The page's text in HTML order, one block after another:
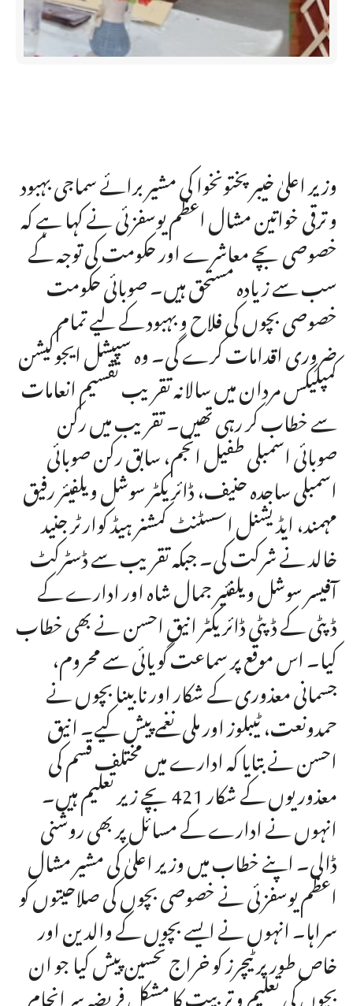
وزیر اعلیٰ خیبر پختونخوا کی مشیر برائے سماجی بہبود
و ترقی خواتین مشال اعظم یوسفزئی نے کہا ہے کہ
خصوصی بچے معاشرے اور حکومت کی توجہ کے
سب سے زیادہ مستحق ہیں۔ صوبائی حکومت
خصوصی بچوں کی فلاح و بہبود کے لیے تمام
ضروری اقدامات کرے گی۔ وہ سپیشل ایجوکیشن
کمپلیکس مردان میں سالانہ تقریب تقسیم انعامات
سے خطاب کر رہی تھیں۔ تقریب میں رکن
صوبائی اسمبلی طفیل انجم، سابق رکن صوبائی
اسمبلی ساجدہ حنیف، ڈائریکٹر سوشل ویلفیئر رفیق
مہمند، ایڈیشنل اسسٹنٹ کمشنر ہیڈ کوارٹر جنید
خالد نے شرکت کی۔ جبکہ تقریب سے ڈسٹرکٹ
آفیسر سوشل ویلفئیر جمال شاہ اور ادارے کے
ڈپٹی کے ڈپٹی ڈائریکٹر انیق احسن نے بھی خطاب
کیا۔ اس موقع پر سماعت گویائی سے محروم،
جسمانی معذوری کے شکار اور نابینا بچوں نے
حمدونعت، ٹیبلوز اور ملی نغمے پیش کیے۔ انیق
احسن نے بتایا کہ ادارے میں مختلف قسم کی
معذوریوں کے شکار 421 بچے زیر تعلیم ہیں۔
انہوں نے ادارے کے مسائل پر بھی روشنی
ڈالی۔ اپنے خطاب میں وزیر اعلیٰ کی مشیر مشال
اعظم یوسفزئی نے خصوصی بچوں کی صلاحیتوں کو
سراہا۔ انہوں نے ایسے بچوں کے والدین اور
خاص طور پر ٹیچرز کو خراج تحسین پیش کیا جو ان
بچوں کی تعلیم و تربیت کا مشکل فریضہ سر انجام